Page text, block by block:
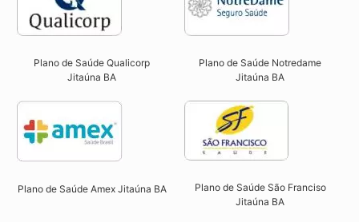
Plano de Saúde Qualicorp
Jitaúna BA​
Plano de Saúde Notredame
Jitaúna BA​
Plano de Saúde Amex Jitaúna BA
Plano de Saúde São Franciso
Jitaúna BA​